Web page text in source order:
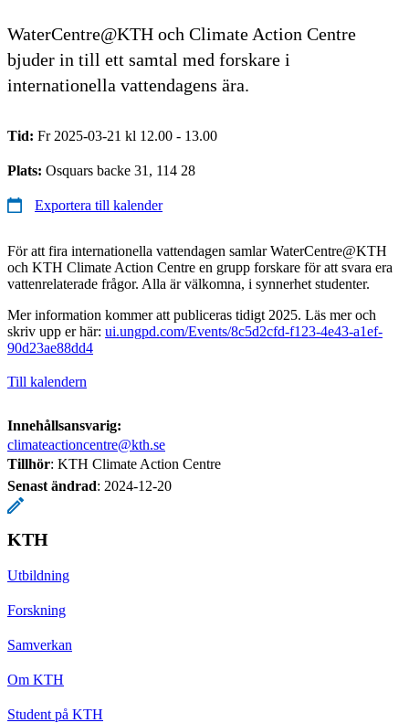
WaterCentre@KTH och Climate Action Centre
bjuder in till ett samtal med forskare i
internationella vattendagens ära.
Tid: Fr 2025-03-21 kl 12.00 - 13.00
Plats: Osquars backe 31, 114 28
Exportera till kalender
För att fira internationella vattendagen samlar WaterCentre@KTH
och KTH Climate Action Centre en grupp forskare för att svara era
vattenrelaterade frågor. Alla är välkomna, i synnerhet studenter.
Mer information kommer att publiceras tidigt 2025. Läs mer och
skriv upp er här: ui.ungpd.com/Events/8c5d2cfd-f123-4e43-a1ef-
90d23ae88dd4
Till kalendern
Innehållsansvarig:
climateactioncentre@kth.se
Tillhör: KTH Climate Action Centre
Senast ändrad: 2024-12-20
KTH
Utbildning
Forskning
Samverkan
Om KTH
Student på KTH